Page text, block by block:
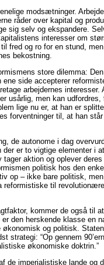
modsætninger.
råder over kapital og
sig selv og ekspandere.
interesser om
fred og ro for en stund,
bekostning.
store dilemma:
side accepterer
arbejdernes interesser.
usårlig, men kan udfordres,
lige nu er, at han er
forventninger til, at han står
de autonome i dag
er to vigtige elementer i
aktion og oplever deres
politisk hos den
op – ikke bare politisk,
reformistiske til
kommer de også til
den herskende klasse en
og politisk.
strategi: “Op gennem
økonomiske doktrin.”
de imperialistiske lande og